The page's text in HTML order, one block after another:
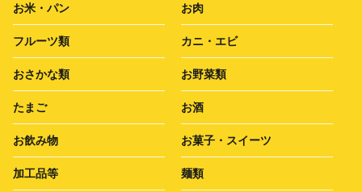
お米・パン お肉
フルーツ類 カニ・エビ
おさかな類 お野菜類
たまご お酒
お飲み物 お菓子・スイーツ
加工品等 麺類